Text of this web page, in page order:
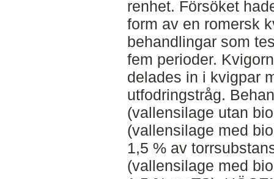
renhet. Försöket
form av en romersk
behandlingar som
fem perioder.
delades in i kvigpar
utfodringstråg.
(vallensilage utan
(vallensilage med
1,5 % av
(vallensilage med